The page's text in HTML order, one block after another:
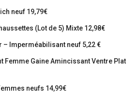
neuf 19,79€
(Lot de 5) Mixte 12,98€
– Imperméabilisant neuf 5,22 €
Femme Gaine Amincissant Ventre Plat
neufs 14,99€